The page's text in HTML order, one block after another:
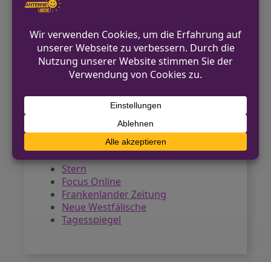
Der Vorfall in Lemgo hat in
ausgelöst. Die Tat ereignete sich in
einem alltäglichen Umfeld, was bei
vielen Menschen in der Region für
Verunsicherung sorgt. Lemgo liegt im
Regierungsbezirk Detmold in
Stern
Focus Online
Frankenlander Zeitung
Neue Westfälische
Tagesspiegel